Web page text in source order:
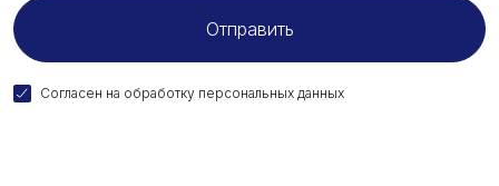
Согласен на обработку персональных данных